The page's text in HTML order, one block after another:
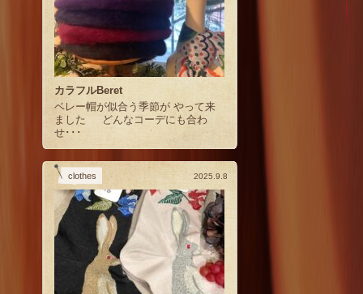
カラフルBeret
ベレー帽が似合う季節が やって来
ました どんなコーデにも合わ
せ･･･
clothes 2025.9.8